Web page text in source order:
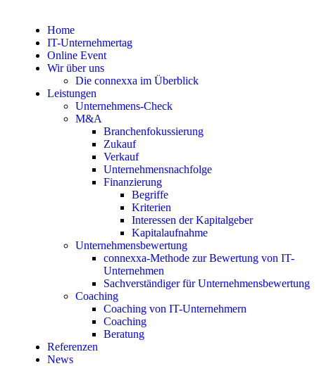
Home
IT-Unternehmertag
Online Event
Wir über uns
Die connexxa im Überblick
Leistungen
Unternehmens-Check
M&A
Branchenfokussierung
Zukauf
Verkauf
Unternehmensnachfolge
Finanzierung
Begriffe
Kriterien
Interessen der Kapitalgeber
Kapitalaufnahme
Unternehmensbewertung
connexxa-Methode zur Bewertung von IT-
Unternehmen
Sachverständiger für Unternehmensbewertung
Coaching
Coaching von IT-Unternehmern
Coaching
Beratung
Referenzen
News